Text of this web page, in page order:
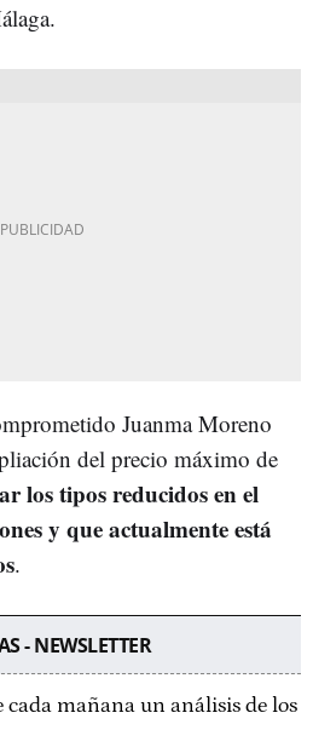
Juanma Moreno
del precio máximo de
los tipos reducidos en el
y que actualmente está
.
- NEWSLETTER
mañana un análisis de los